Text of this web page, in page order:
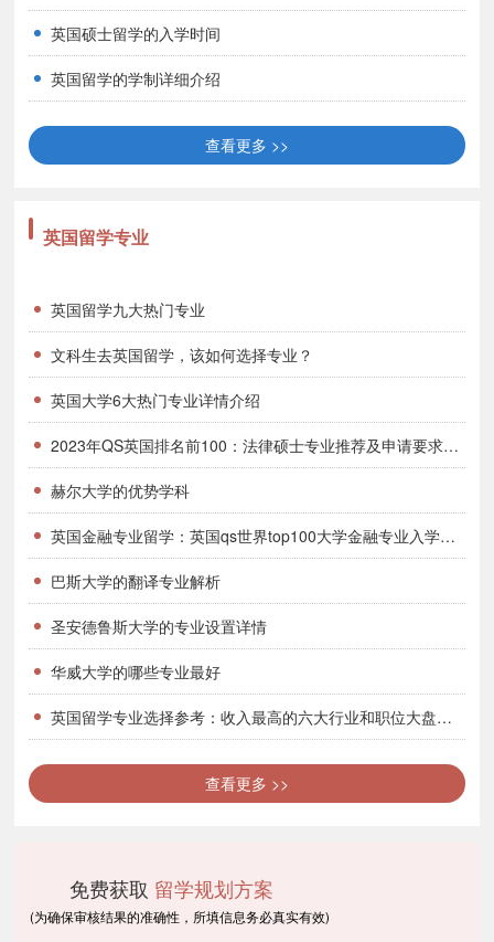
一、英国高中留学监护费及签证费
16岁以下的学生必须在英国拥有监护人。
注册费：150-200镑
每年监护服务费用：800-2000镑
国学生签证所需费用3200元人民币左右。
二、英国高中留学生活费
英国高中留学生活费这部分，根据学生个人的经
济情况和生活方式，所在地区不同，出入 也会很大。
总的说来，留学一年12个月的生活费大约在8000英
镑。
留学生活费情况：
英国硕士留学的入学时间
英国留学的学制详细介绍
查看更多 >>
英国留学专业
英国留学九大热门专业
文科生去英国留学，该如何选择专业？
英国大学6大热门专业详情介绍
2023年QS英国排名前100：法律硕士专业推荐及申请要求大盘点！
赫尔大学的优势学科
英国金融专业留学：英国qs世界top100大学金融专业入学要求盘点！
巴斯大学的翻译专业解析
圣安德鲁斯大学的专业设置详情
华威大学的哪些专业最好
英国留学专业选择参考：收入最高的六大行业和职位大盘点！哪些专业毕业薪资待遇高？
查看更多 >>
免费获取 留学规划方案
(为确保审核结果的准确性，所填信息务必真实有效)